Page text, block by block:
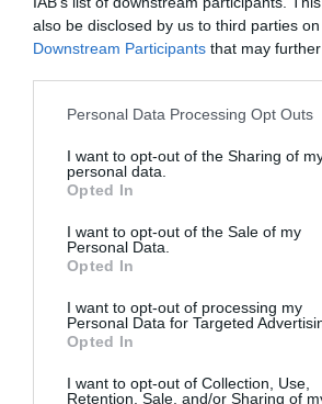
also be disclosed by us to third parties
Downstream Participants that may
Please note that this website/app uses
not limited to your visit or usage
grant or deny consent to Google and its
use your data for below specified
consent section.
Personal Data Processing Opt Outs
I want to opt-out of the Sharing of
personal data.
Opted In
I want to opt-out of the Sale of my
Personal Data.
Opted In
I want to opt-out of processing my
Personal Data for Targeted
Opted In
I want to opt-out of Collection, Use,
Retention, Sale, and/or Sharing of
Αποκλειστικό DEBATER: